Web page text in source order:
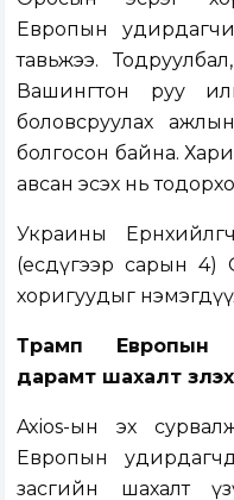
Европын
тавьжээ. Тодруулбал,
Вашингтон руу
боловсруулах
болгосон байна.
авсан эсэх нь
Украины
(есдүгээр сарын 4)
хоригуудыг
Трамп Европын
дарамт шахалт
Axios-ын эх
Европын
засгийн шахалт